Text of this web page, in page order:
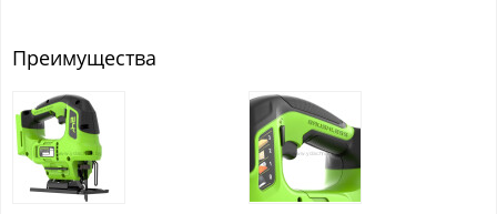
Преимущества